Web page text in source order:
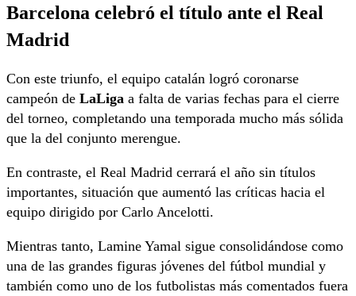
Barcelona celebró el título ante el Real
Madrid
Con este triunfo, el equipo catalán logró coronarse
campeón de LaLiga a falta de varias fechas para el cierre
del torneo, completando una temporada mucho más sólida
que la del conjunto merengue.
En contraste, el Real Madrid cerrará el año sin títulos
importantes, situación que aumentó las críticas hacia el
equipo dirigido por Carlo Ancelotti.
Mientras tanto, Lamine Yamal sigue consolidándose como
una de las grandes figuras jóvenes del fútbol mundial y
también como uno de los futbolistas más comentados fuera